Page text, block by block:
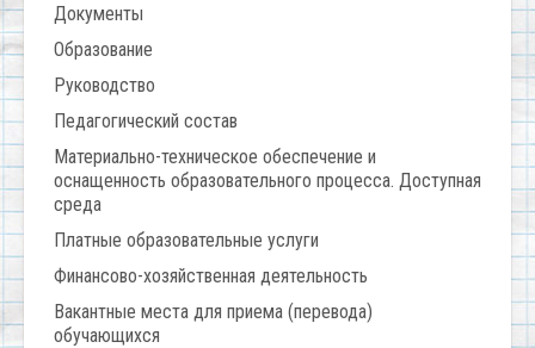
Документы
Образование
Руководство
Педагогический состав
Материально-техническое обеспечение и
оснащенность образовательного процесса. Доступная
среда
Платные образовательные услуги
Финансово-хозяйственная деятельность
Вакантные места для приема (перевода)
обучающихся